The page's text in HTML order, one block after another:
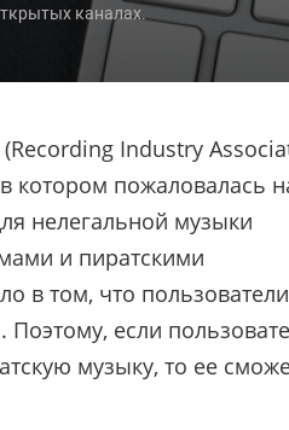
каналах.
Industry
котором пожаловалась
нелегальной музыки
и пиратскими
в том, что пользователи
если
музыку, то ее